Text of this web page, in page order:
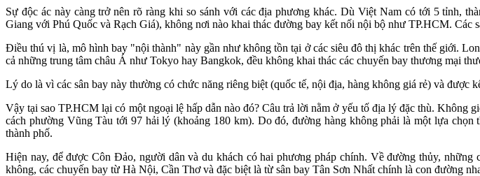
Sự độc ác này càng trở nên rõ ràng khi so sánh với các địa phương khác. Dù Việt Nam có tới 5 tỉnh,
Giang với Phú Quốc và Rạch Giá), không nơi nào khai thác đường bay kết nối nội bộ như TP.HCM. Các
Điều thú vị là, mô hình bay "nội thành" này gần như không tồn tại ở các siêu đô thị khác trên thế giới.
cả những trung tâm châu Á như Tokyo hay Bangkok, đều không khai thác các chuyến bay thương mại
Lý do là vì các sân bay này thường có chức năng riêng biệt (quốc tế, nội địa, hàng không giá rẻ) và được
Vậy tại sao TP.HCM lại có một ngoại lệ hấp dẫn nào đó? Câu trả lời nằm ở yếu tố địa lý đặc thù.
cách phường Vũng Tàu tới 97 hải lý (khoảng 180 km). Do đó, đường hàng không phải là một lựa
thành phố.
Hiện nay, để được Côn Đảo, người dân và du khách có hai phương pháp chính. Về đường thủy,
không, các chuyến bay từ Hà Nội, Cần Thơ và đặc biệt là từ sân bay Tân Sơn Nhất chính là con đường